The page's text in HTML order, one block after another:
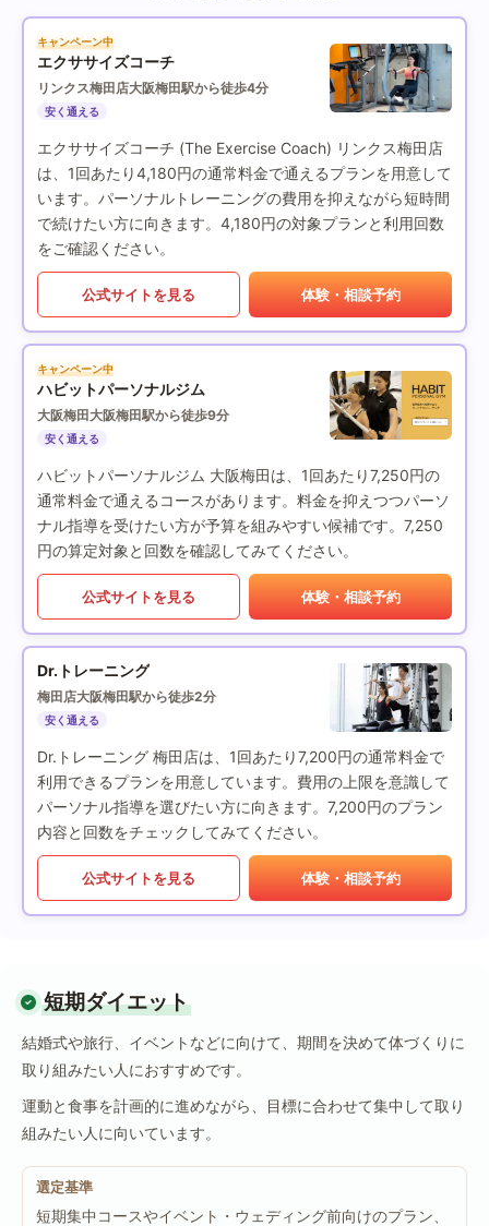
キャンペーン中
エクササイズコーチ
リンクス梅田店大阪梅田駅から徒歩4分
安く通える
エクササイズコーチ (The Exercise Coach) リンクス梅田店
は、1回あたり4,180円の通常料金で通えるプランを用意して
います。パーソナルトレーニングの費用を抑えながら短時間
で続けたい方に向きます。4,180円の対象プランと利用回数
をご確認ください。
公式サイトを見る 体験・相談予約
キャンペーン中
ハビットパーソナルジム
大阪梅田大阪梅田駅から徒歩9分
安く通える
ハビットパーソナルジム 大阪梅田は、1回あたり7,250円の
通常料金で通えるコースがあります。料金を抑えつつパーソ
ナル指導を受けたい方が予算を組みやすい候補です。7,250
円の算定対象と回数を確認してみてください。
公式サイトを見る 体験・相談予約
Dr.トレーニング
梅田店大阪梅田駅から徒歩2分
安く通える
Dr.トレーニング 梅田店は、1回あたり7,200円の通常料金で
利用できるプランを用意しています。費用の上限を意識して
パーソナル指導を選びたい方に向きます。7,200円のプラン
内容と回数をチェックしてみてください。
公式サイトを見る 体験・相談予約
短期ダイエット
結婚式や旅行、イベントなどに向けて、期間を決めて体づくりに
取り組みたい人におすすめです。
運動と食事を計画的に進めながら、目標に合わせて集中して取り
組みたい人に向いています。
選定基準
短期集中コースやイベント・ウェディング前向けのプラン、